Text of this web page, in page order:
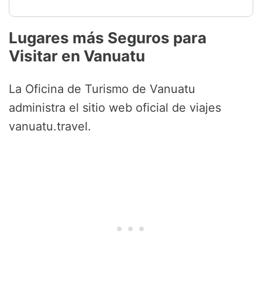
Lugares más Seguros para
Visitar en Vanuatu
La Oficina de Turismo de Vanuatu
administra el sitio web oficial de viajes
vanuatu.travel.